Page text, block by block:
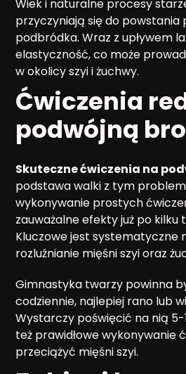
Wiek i naturalne procesy
przyczyniają się do powstania
podbródka. Wraz z upływem
elastyczność, co może
w okolicy szyi i żuchwy.
Ćwiczenia
podwójną
Skuteczne ćwiczenia na
podstawa walki z tym
wykonywanie prostych
zauważalne efekty już po kilku
Kluczowe jest systematyczne
rozluźnianie mięśni szyi oraz
Gimnastyka twarzy powinna
codziennie, najlepiej rano lub
Wystarczy poświęcić na nią
też prawidłowe wykonywanie
przeciążyć mięśni szyi.